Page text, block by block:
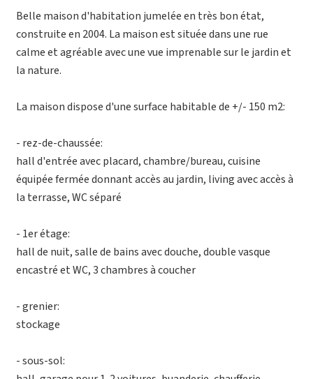
Belle maison d'habitation jumelée en très bon état,
construite en 2004. La maison est située dans une rue
calme et agréable avec une vue imprenable sur le jardin et
la nature.
La maison dispose d'une surface habitable de +/- 150 m2:
- rez-de-chaussée:
hall d'entrée avec placard, chambre/bureau, cuisine
équipée fermée donnant accès au jardin, living avec accès à
la terrasse, WC séparé
- 1er étage:
hall de nuit, salle de bains avec douche, double vasque
encastré et WC, 3 chambres à coucher
- grenier:
stockage
- sous-sol: